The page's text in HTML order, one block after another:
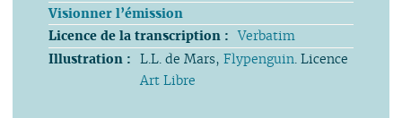
Visionner l’émission
Licence de la transcription : Verbatim
Illustration : L.L. de Mars,Flypenguin. Licence
Art Libre